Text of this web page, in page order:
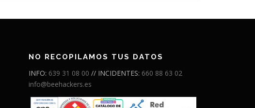
NO RECOPILAMOS TUS DATOS
INFO: 639 31 08 00 // INCIDENTES: 660 88 63 02
info@beehackers.es